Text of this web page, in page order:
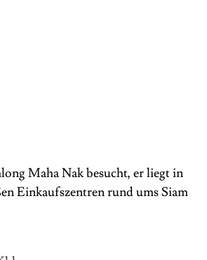
Maha Nak besucht, er liegt in
Einkaufszentren rund ums Siam